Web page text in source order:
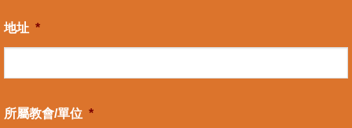
地址 *
所屬教會/單位 *